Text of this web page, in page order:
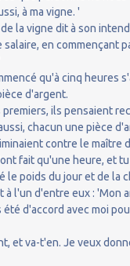
à ma vigne. '
la vigne dit à son
en commençant
qu'à cinq heures
d'argent.
ils pensaient
chacun une pièce
contre le maître
fait qu'une heure, et
le poids du jour et de la
à l'un d'entre eux : 'Mon
d'accord avec moi
et va-t'en. Je veux